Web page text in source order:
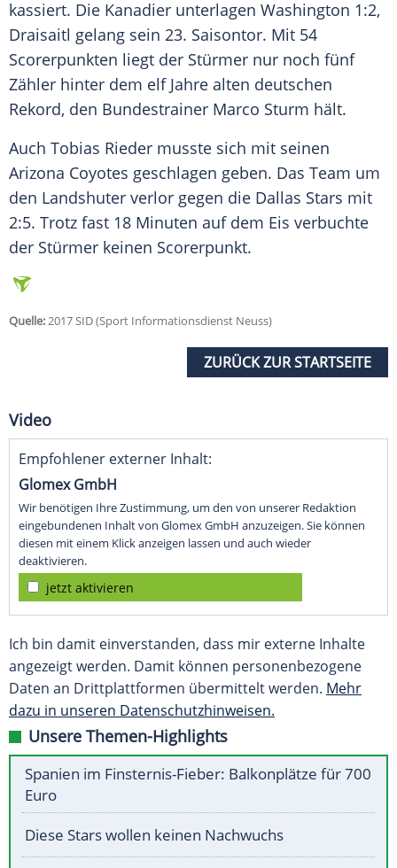
kassiert. Die Kanadier unterlagen Washington 1:2,
Draisaitl gelang sein 23. Saisontor. Mit 54
Scorerpunkten liegt der Stürmer nur noch fünf
Zähler hinter dem elf Jahre alten deutschen
Rekord, den Bundestrainer Marco Sturm hält.
Auch Tobias Rieder musste sich mit seinen
Arizona Coyotes geschlagen geben. Das Team um
den Landshuter verlor gegen die Dallas Stars mit
2:5. Trotz fast 18 Minuten auf dem Eis verbuchte
der Stürmer keinen Scorerpunkt.
Quelle:2017 SID (Sport Informationsdienst Neuss)
ZURÜCK ZUR STARTSEITE
Video
Empfohlener externer Inhalt:
Glomex GmbH
Wir benötigen Ihre Zustimmung, um den von unserer Redaktion
eingebundenen Inhalt von Glomex GmbH anzuzeigen. Sie können
diesen mit einem Klick anzeigen lassen und auch wieder
deaktivieren.
jetzt aktivieren
Ich bin damit einverstanden, dass mir externe Inhalte
angezeigt werden. Damit können personenbezogene
Daten an Drittplattformen übermittelt werden. Mehr
dazu in unseren Datenschutzhinweisen.
Unsere Themen-Highlights
Spanien im Finsternis-Fieber: Balkonplätze für 700
Euro
Diese Stars wollen keinen Nachwuchs